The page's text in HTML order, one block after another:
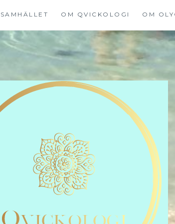
SAMHÄLLET OM QVICKOLOGI OM